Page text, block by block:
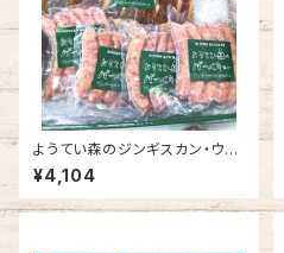
ようてい森のジンギスカン・ウイ
ンナーセット
¥4,104